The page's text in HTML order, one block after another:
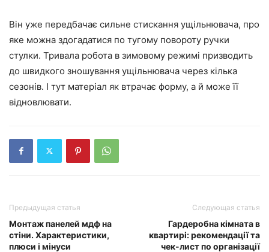
Він уже передбачає сильне стискання ущільнювача, про
яке можна здогадатися по тугому повороту ручки
стулки. Тривала робота в зимовому режимі призводить
до швидкого зношування ущільнювача через кілька
сезонів. І тут матеріал як втрачає форму, а й може її
відновлювати.
Предыдущая статья
Монтаж панелей мдф на
стіни. Характеристики,
плюси і мінуси
Следующая статья
Гардеробна кімната в
квартирі: рекомендації та
чек-лист по організації